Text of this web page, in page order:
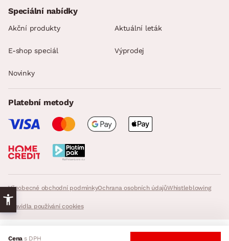
Cena s DPH
Všeobecné obchodní podmínkyOchrana osobních údajůWhistleblowing
Pravidla používání cookies
Speciální nabídky
Akční produkty Aktuální leták
E-shop speciál Výprodej
Novinky
Platební metody
© 2026 ASKO - NÁBYTEK, všechna práva vyhrazena. - InveoCMS,Inveo.cz